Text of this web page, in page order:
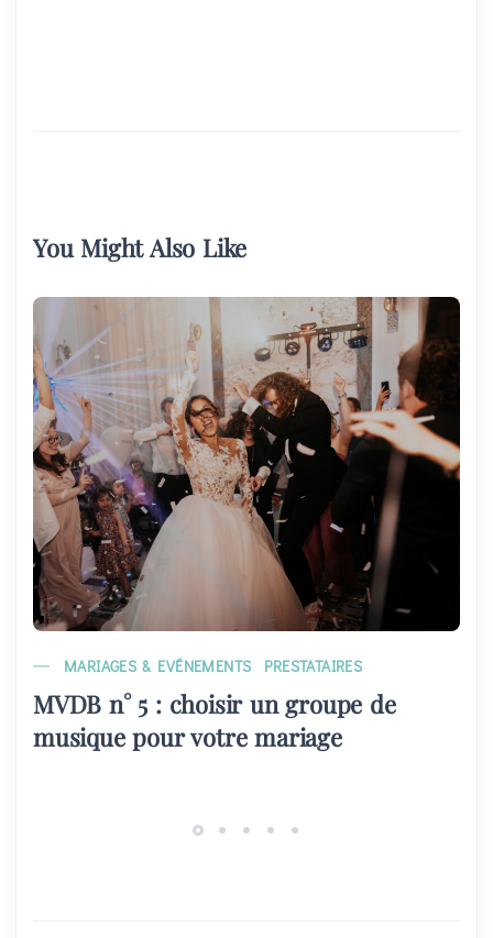
You Might Also Like
MARIAGES & EVÉNEMENTS PRESTATAIRES
MVDB n° 5 : choisir un groupe de
musique pour votre mariage